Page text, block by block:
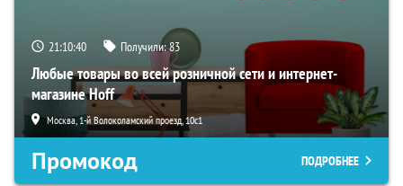
21:10:39 Получили:83
Любые товары во всей розничной сети и интернет-
магазине Hoff
Москва, 1-й Волоколамский проезд, 10с1
Промокод ПОДРОБНЕЕ